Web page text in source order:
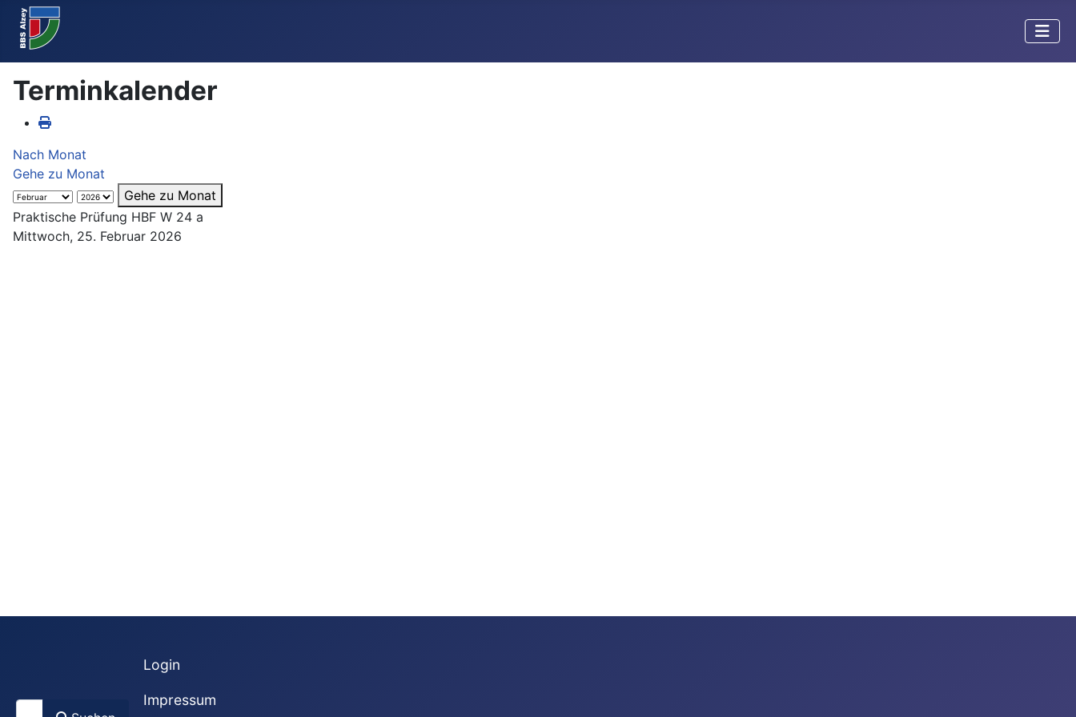
Terminkalender
Nach Monat
Gehe zu Monat
Gehe zu Monat
Praktische Prüfung HBF W 24 a
Mittwoch, 25. Februar 2026
Suchen
Login
Impressum